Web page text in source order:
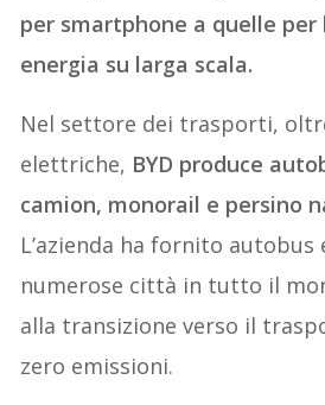
per smartphone a quelle per
energia su larga scala.
Nel settore dei trasporti,
elettriche, BYD produce
camion, monorail e persino
L’azienda ha fornito
numerose città in tutto il
alla transizione verso il
zero emissioni.